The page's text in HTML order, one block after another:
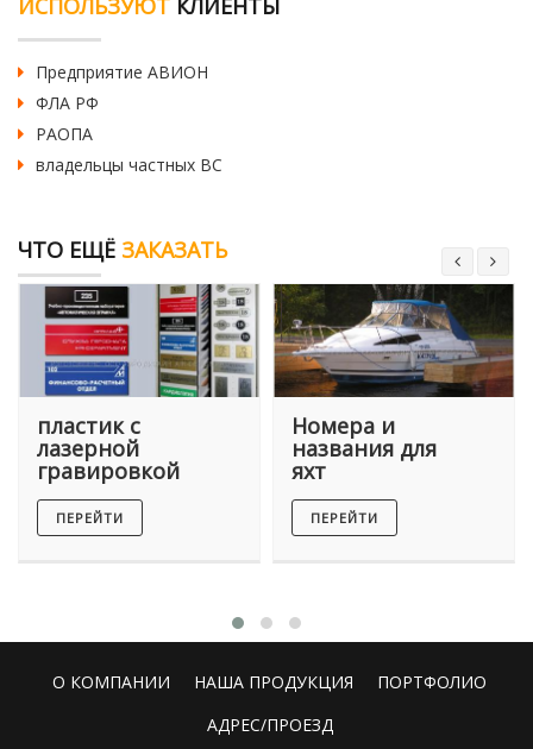
ИСПОЛЬЗУЮТ КЛИЕНТЫ
Предприятие АВИОН
ФЛА РФ
РАОПА
владельцы частных ВС
ЧТО ЕЩЁ ЗАКАЗАТЬ
пластик с
лазерной
гравировкой
ПЕРЕЙТИ
Номера и
названия для
яхт
ПЕРЕЙТИ
О КОМПАНИИ НАША ПРОДУКЦИЯ
ПОРТФОЛИО
АДРЕС/ПРОЕЗД